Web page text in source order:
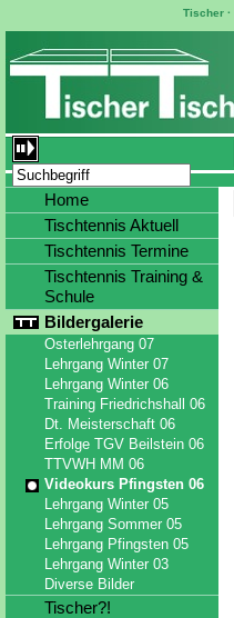
Tischer·
Home
Tischtennis Aktuell
Tischtennis Termine
Tischtennis Training &
Schule
Bildergalerie
Osterlehrgang 07
Lehrgang Winter 07
Lehrgang Winter 06
Training Friedrichshall 06
Dt. Meisterschaft 06
Erfolge TGV Beilstein 06
TTVWH MM 06
Videokurs Pfingsten 06
Lehrgang Winter 05
Lehrgang Sommer 05
Lehrgang Pfingsten 05
Lehrgang Winter 03
Diverse Bilder
Tischer?!